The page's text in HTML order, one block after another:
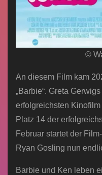
©
An diesem Film kam
„Barbie“. Greta
erfolgreichsten
Platz 14 der
Februar startet der
Ryan Gosling nun
Barbie und Ken leben